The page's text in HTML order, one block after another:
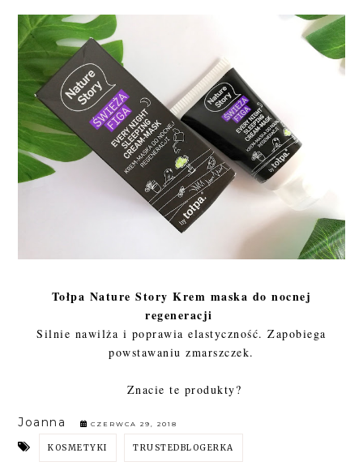
Tołpa Nature Story Krem maska do nocnej
regeneracji
Silnie nawilża i poprawia elastyczność. Zapobiega
powstawaniu zmarszczek.
Znacie te produkty?
Joanna CZERWCA 29, 2018
KOSMETYKI TRUSTEDBLOGERKA